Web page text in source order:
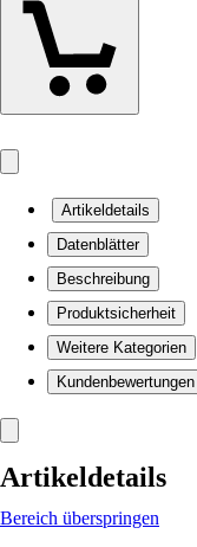
Artikeldetails
Datenblätter
Beschreibung
Produktsicherheit
Weitere Kategorien
Kundenbewertungen
Artikeldetails
Bereich überspringen